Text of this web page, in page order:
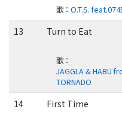
歌： O.T.S.
13
Turn to Eat
歌：
JAGGLA & HABU
TORNADO
14
First Time